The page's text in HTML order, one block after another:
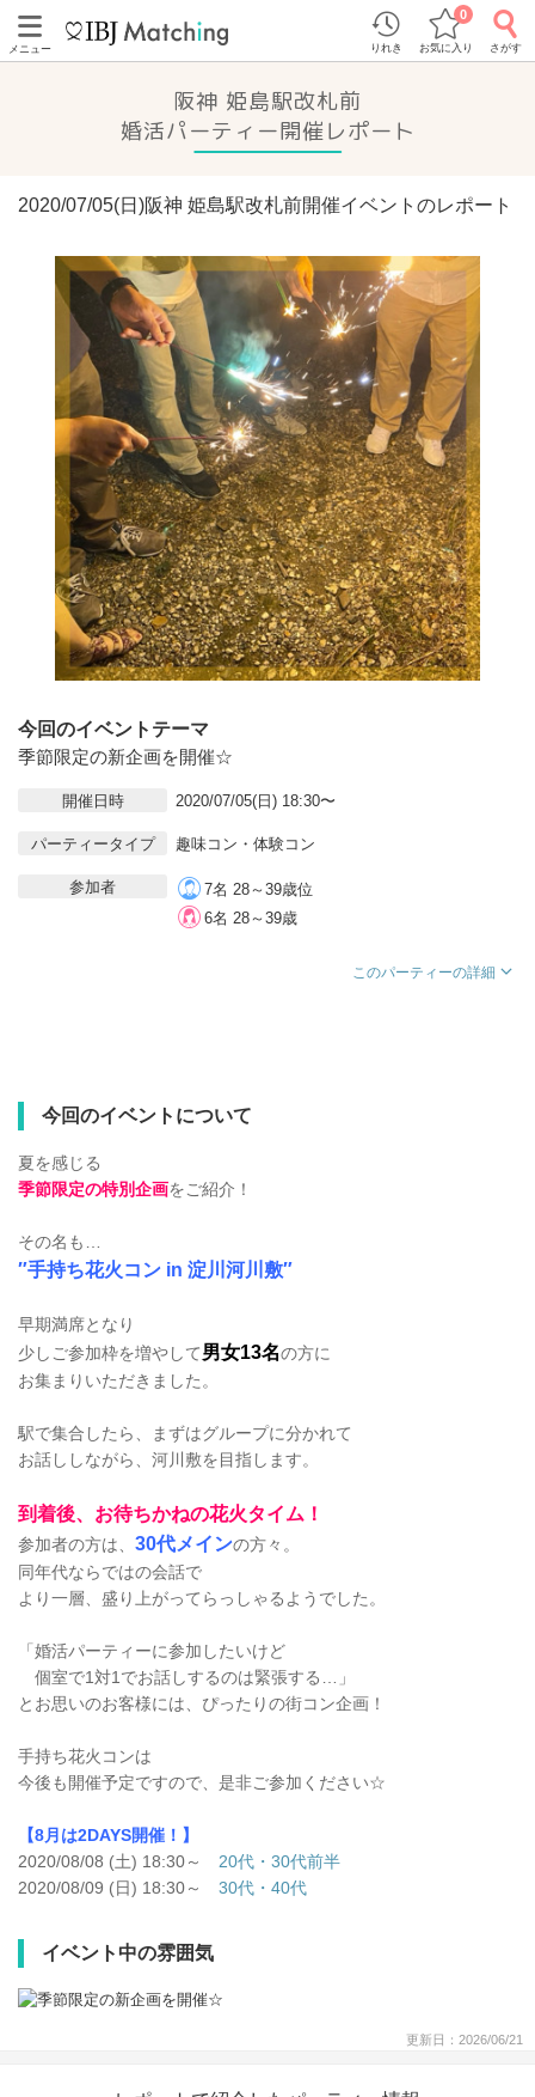
メニュー りれき お気に入り
0
さがす
阪神 姫島駅改札前
婚活パーティー開催レポート
2020/07/05(日)阪神 姫島駅改札前開催イベントのレポート
今回のイベントテーマ
季節限定の新企画を開催☆
開催日時 2020/07/05(日) 18:30〜
パーティータイプ 趣味コン・体験コン
参加者
7名 28～39歳位
6名 28～39歳
このパーティーの詳細
今回のイベントについて
夏を感じる
季節限定の特別企画をご紹介！
その名も…
″手持ち花火コン in 淀川河川敷″
早期満席となり
少しご参加枠を増やして男女13名の方に
お集まりいただきました。
駅で集合したら、まずはグループに分かれて
お話ししながら、河川敷を目指します。
到着後、お待ちかねの花火タイム！
参加者の方は、 30代メインの方々。
同年代ならではの会話で
より一層、盛り上がってらっしゃるようでした。
「婚活パーティーに参加したいけど
個室で1対1でお話しするのは緊張する…」
とお思いのお客様には、ぴったりの街コン企画！
手持ち花火コンは
今後も開催予定ですので、是非ご参加ください☆
【8月は2DAYS開催！】
2020/08/08 (土) 18:30～ 20代・30代前半
2020/08/09 (日) 18:30～ 30代・40代
イベント中の雰囲気
更新日：2026/06/21